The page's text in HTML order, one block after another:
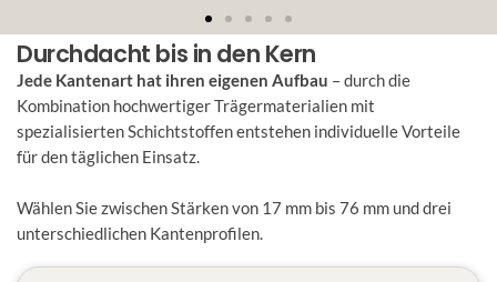
Durchdacht bis in den Kern
Jede Kantenart hat ihren eigenen Aufbau – durch die
Kombination hochwertiger Trägermaterialien mit
spezialisierten Schichtstoffen entstehen individuelle Vorteile
für den täglichen Einsatz.
Wählen Sie zwischen Stärken von 17 mm bis 76 mm und drei
unterschiedlichen Kantenprofilen.